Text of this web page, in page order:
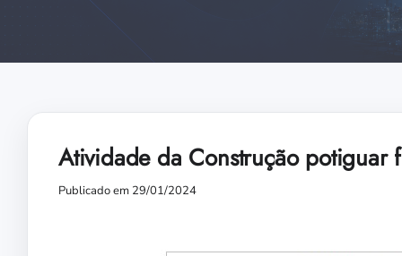
Atividade da Construção potiguar
Publicado em 29/01/2024